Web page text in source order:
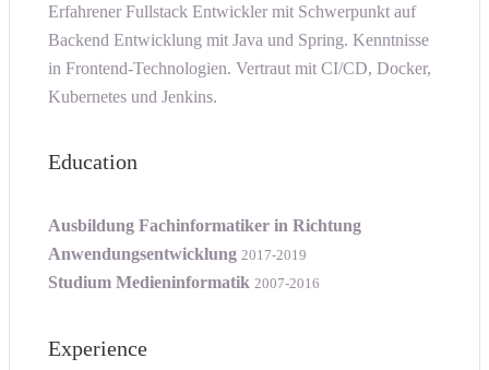
Erfahrener Fullstack Entwickler mit Schwerpunkt auf
Backend Entwicklung mit Java und Spring. Kenntnisse
in Frontend-Technologien. Vertraut mit CI/CD, Docker,
Kubernetes und Jenkins.
Education
Ausbildung Fachinformatiker in Richtung
Anwendungsentwicklung 2017-2019
Studium Medieninformatik 2007-2016
Experience